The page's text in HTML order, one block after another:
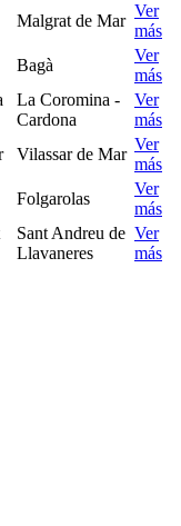
Malgrat de Mar
Ver
más
Bagà
Ver
más
La Coromina -
Cardona
Ver
más
Vilassar de Mar
Ver
más
Folgarolas​​
Ver
más
Sant Andreu de
Llavaneres
Ver
más